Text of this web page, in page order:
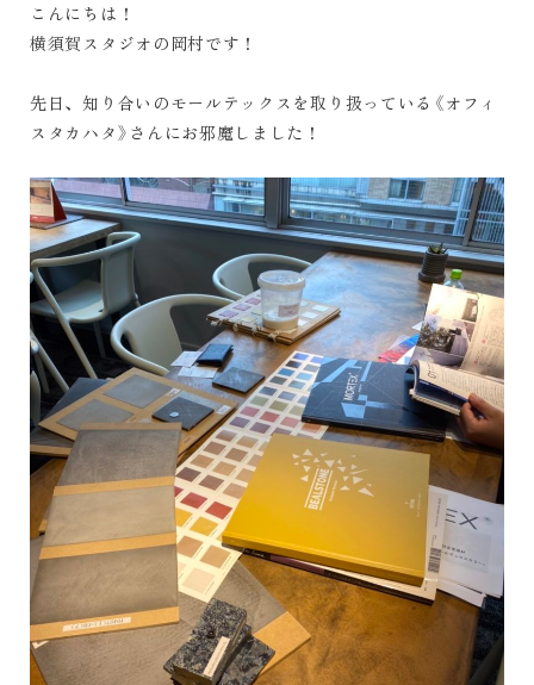
こんにちは！
横須賀スタジオの岡村です！
先日、知り合いのモールテックスを取り扱っている《オフィ
スタカハタ》さんにお邪魔しました！